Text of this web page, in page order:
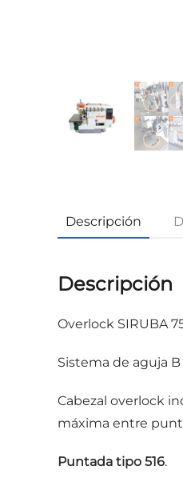
Descripción
Descripción
Overlock SIRUBA
Sistema de aguja B
Cabezal overlock
máxima entre
Puntada tipo 516.